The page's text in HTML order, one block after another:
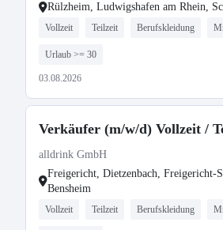
Rülzheim, Ludwigshafen am Rhein,
Vollzeit Teilzeit Berufskleidung
Urlaub >= 30
03.08.2026
Verkäufer (m/w/d) Vollzeit /
alldrink GmbH
Freigericht, Dietzenbach, Freigericht-
Bensheim
Vollzeit Teilzeit Berufskleidung